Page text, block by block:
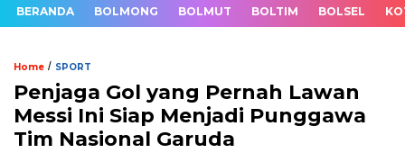
BERANDA BOLMONG BOLMUT BOLTIM BOLSEL
Home / SPORT
Penjaga Gol yang Pernah Lawan
Messi Ini Siap Menjadi Punggawa
Tim Nasional Garuda